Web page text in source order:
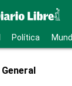
Política
General